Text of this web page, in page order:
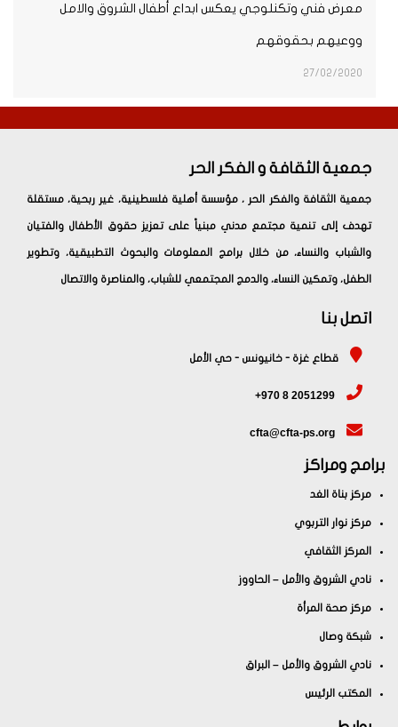
معرض فني وتكنلوجي يعكس ابداع أطفال الشروق والامل
ووعيهم بحقوقهم
27/02/2020
جمعية الثقافة و الفكر الحر
جمعية الثقافة والفكر الحر ، مؤسسة أهلية فلسطينية، غير ربحية، مستقلة
تهدف إلى تنمية مجتمع مدني مبنياً على تعزيز حقوق الأطفال والفتيان
والشباب والنساء، من خلال برامج المعلومات والبحوث التطبيقية، وتطوير
الطفل، وتمكين النساء، والدمج المجتمعي للشباب، والمناصرة والاتصال
اتصل بنا
قطاع غزة - خانيونس - حي الأمل
+970 8 2051299
cfta@cfta-ps.org
برامج ومراكز
مركز بناة الغد
مركز نوار التربوي
المركز الثقافي
نادي الشروق والأمل – الحاووز
مركز صحة المرأة
شبكة وصال
نادي الشروق والأمل – البراق
المكتب الرئيس